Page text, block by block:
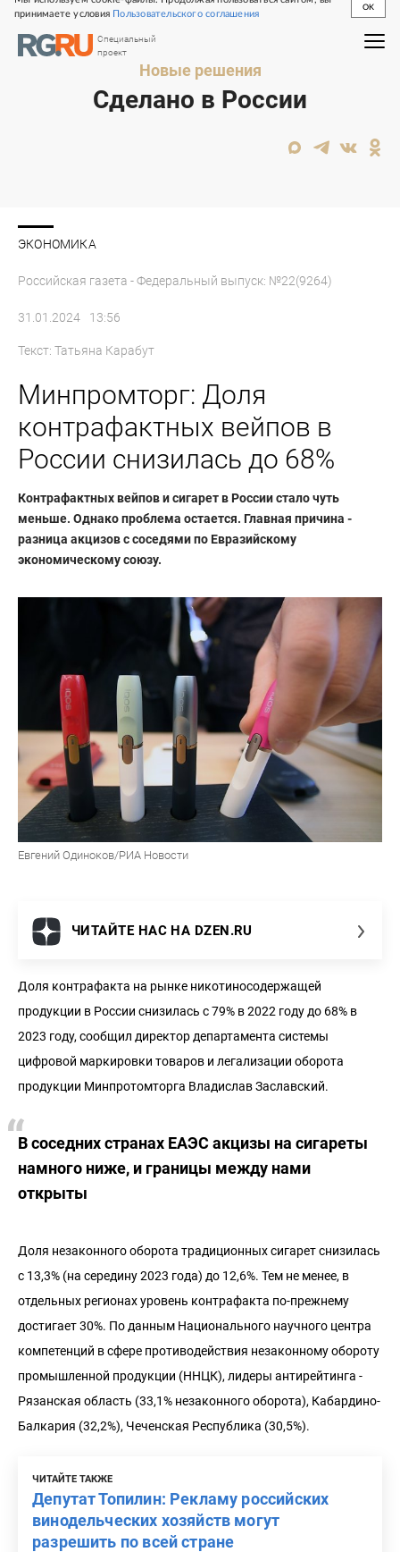
принимаете условия Пользовательского соглашения
OK
Специальный
проект
Сделано в России
Новые решения
ЭКОНОМИКА
Российская газета - Федеральный выпуск: №22(9264)
31.01.2024 13:56
Текст: Татьяна Карабут
Минпромторг: Доля
контрафактных вейпов в
России снизилась до 68%
Контрафактных вейпов и сигарет в России стало чуть
меньше. Однако проблема остается. Главная причина -
разница акцизов с соседями по Евразийскому
экономическому союзу.
Евгений Одиноков/РИА Новости
ЧИТАЙТЕ НАС НА DZEN.RU
Доля контрафакта на рынке никотиносодержащей
продукции в России снизилась с 79% в 2022 году до 68% в
2023 году, сообщил директор департамента системы
цифровой маркировки товаров и легализации оборота
продукции Минпротомторга Владислав Заславский.
В соседних странах ЕАЭС акцизы на сигареты
намного ниже, и границы между нами
открыты
Доля незаконного оборота традиционных сигарет снизилась
с 13,3% (на середину 2023 года) до 12,6%. Тем не менее, в
отдельных регионах уровень контрафакта по-прежнему
достигает 30%. По данным Национального научного центра
компетенций в сфере противодействия незаконному обороту
промышленной продукции (ННЦК), лидеры антирейтинга -
Рязанская область (33,1% незаконного оборота), Кабардино-
Балкария (32,2%), Чеченская Республика (30,5%).
ЧИТАЙТЕ ТАКЖЕ
Депутат Топилин: Рекламу российских
винодельческих хозяйств могут
разрешить по всей стране